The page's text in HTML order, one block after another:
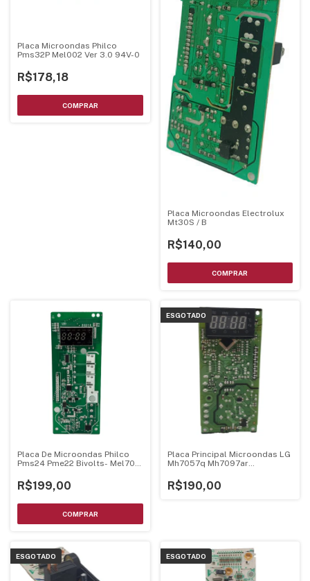
Placa Microondas Philco
Pms32P Mel002 Ver 3.0 94V-0
R$178,18
Placa Microondas Electrolux
Mt30S / B
R$140,00
Placa De Microondas Philco
Pms24 Pme22 Bivolts- Mel705
R$199,00
ESGOTADO
Placa Principal Microondas LG
Mh7057q Mh7097ar
R$190,00
ESGOTADO ESGOTADO